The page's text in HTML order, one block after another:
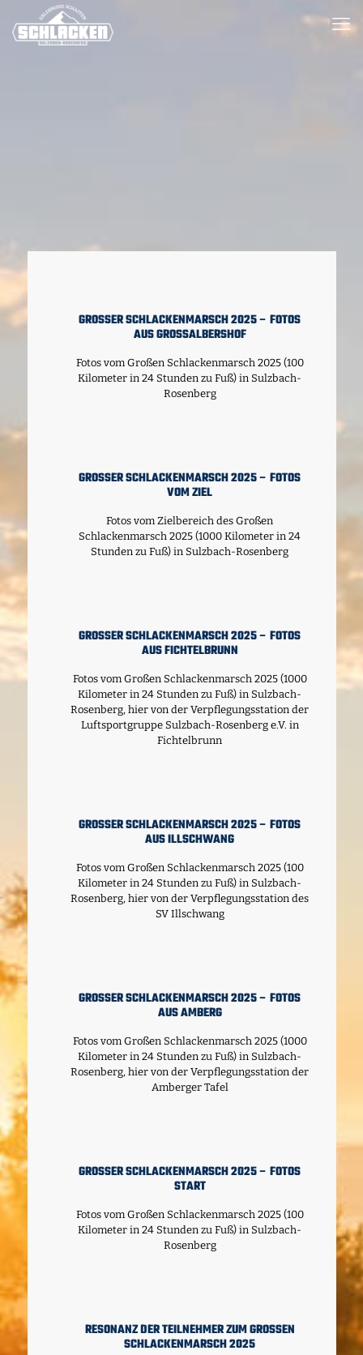
GROSSER SCHLACKENMARSCH 2025 – FOTOS A
US GROSSALBERSHOF
Fotos vom Großen Schlackenmarsch 2025 (100
Kilometer in 24 Stunden zu Fuß) in Sulzbach-
Rosenberg
GROSSER SCHLACKENMARSCH 2025 – FOTOS V
OM ZIEL
Fotos vom Zielbereich des Großen
Schlackenmarsch 2025 (1000 Kilometer in 24
Stunden zu Fuß) in Sulzbach-Rosenberg
GROSSER SCHLACKENMARSCH 2025 – FOTOS A
US FICHTELBRUNN
Fotos vom Großen Schlackenmarsch 2025 (1000
Kilometer in 24 Stunden zu Fuß) in Sulzbach-
Rosenberg, hier von der Verpflegungsstation der
Luftsportgruppe Sulzbach-Rosenberg e.V. in
Fichtelbrunn
GROSSER SCHLACKENMARSCH 2025 – FOTOS A
US ILLSCHWANG
Fotos vom Großen Schlackenmarsch 2025 (100
Kilometer in 24 Stunden zu Fuß) in Sulzbach-
Rosenberg, hier von der Verpflegungsstation des
SV Illschwang
GROSSER SCHLACKENMARSCH 2025 – FOTOS A
US AMBERG
Fotos vom Großen Schlackenmarsch 2025 (1000
Kilometer in 24 Stunden zu Fuß) in Sulzbach-
Rosenberg, hier von der Verpflegungsstation der
Amberger Tafel
GROSSER SCHLACKENMARSCH 2025 – FOTOS S
TART
Fotos vom Großen Schlackenmarsch 2025 (100
Kilometer in 24 Stunden zu Fuß) in Sulzbach-
Rosenberg
RESONANZ DER TEILNEHMER ZUM GROSSEN S
CHLACKENMARSCH 2025